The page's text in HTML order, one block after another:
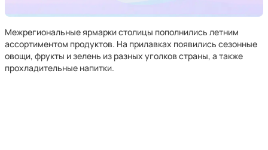
Межрегиональные ярмарки столицы пополнились летним
ассортиментом продуктов. На прилавках появились сезонные
овощи, фрукты и зелень из разных уголков страны, а также
прохладительные напитки.